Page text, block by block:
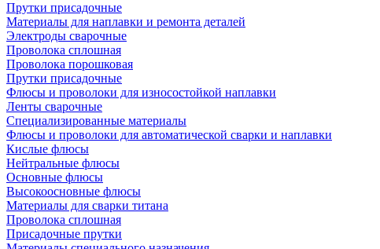
Прутки присадочные
Материалы для наплавки и ремонта деталей
Электроды сварочные
Проволока сплошная
Проволока порошковая
Прутки присадочные
Флюсы и проволоки для износостойкой наплавки
Ленты сварочные
Специализированные материалы
Флюсы и проволоки для автоматической сварки и наплавки
Кислые флюсы
Нейтральные флюсы
Основные флюсы
Высокоосновные флюсы
Материалы для сварки титана
Проволока сплошная
Присадочные прутки